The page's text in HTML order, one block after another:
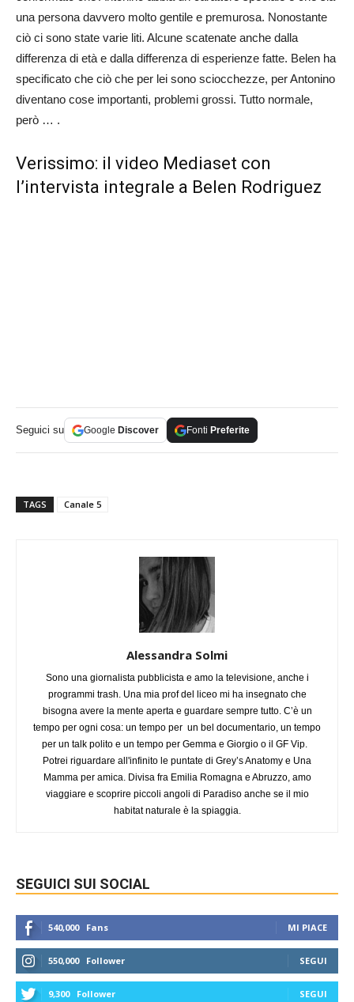
una persona davvero molto gentile e premurosa. Nonostante
ciò ci sono state varie liti. Alcune scatenate anche dalla
differenza di età e dalla differenza di esperienze fatte. Belen ha
specificato che ciò che per lei sono sciocchezze, per Antonino
diventano cose importanti, problemi grossi. Tutto normale,
però … .
Verissimo: il video Mediaset con
l’intervista integrale a Belen Rodriguez
Seguici su Google Discover Fonti Preferite
TAGS Canale 5
Alessandra Solmi
Sono una giornalista pubblicista e amo la televisione, anche i
programmi trash. Una mia prof del liceo mi ha insegnato che
bisogna avere la mente aperta e guardare sempre tutto. C’è un
tempo per ogni cosa: un tempo per un bel documentario, un tempo
per un talk polito e un tempo per Gemma e Giorgio o il GF Vip.
Potrei riguardare all'infinito le puntate di Grey’s Anatomy e Una
Mamma per amica. Divisa fra Emilia Romagna e Abruzzo, amo
viaggiare e scoprire piccoli angoli di Paradiso anche se il mio
habitat naturale è la spiaggia.
SEGUICI SUI SOCIAL
540,000 Fans MI PIACE
550,000 Follower SEGUI
9,300 Follower SEGUI